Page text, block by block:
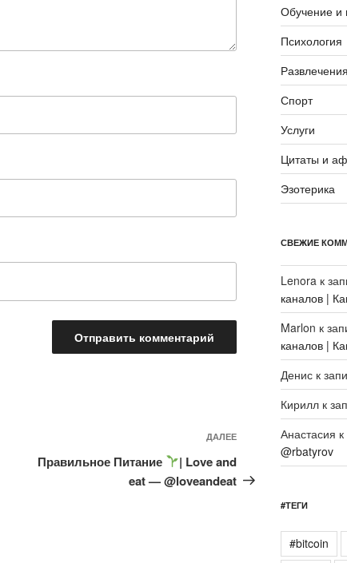
Следующая
запись
ДАЛЕЕ
Правильное Питание
| Love and
eat — @loveandeat
Обучение и
Психология
Развлечения
Спорт
Услуги
Цитаты и
Эзотерика
СВЕЖИЕ
Lenoraк
каналов |
Marlon к
каналов |
Дениск
Кириллк
Анастасия
@rbatyrov
#ТЕГИ
#bitcoin